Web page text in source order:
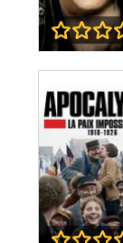
guerre des
mondes